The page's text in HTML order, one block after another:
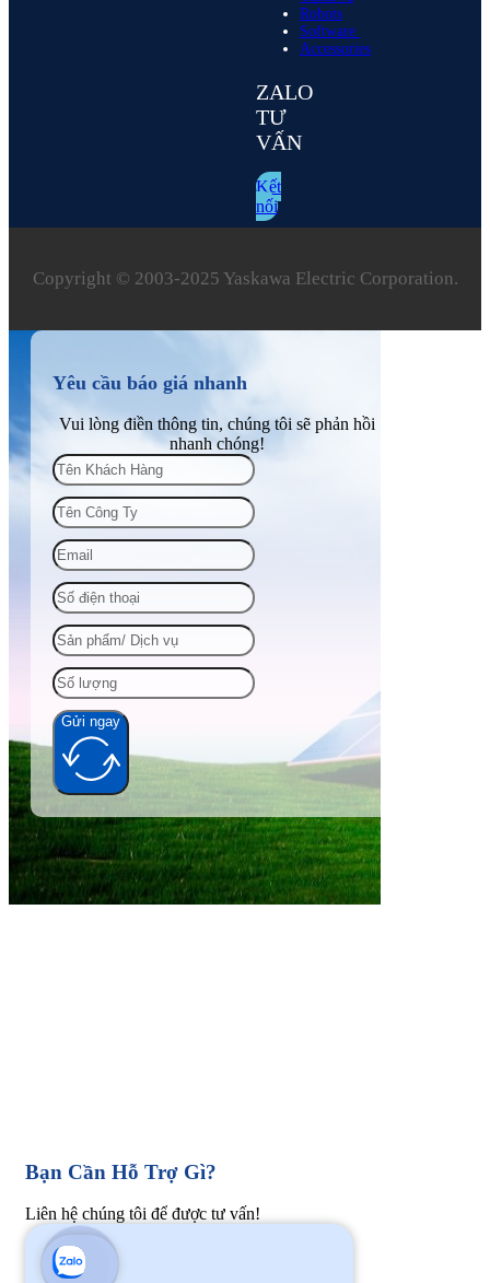
Robots
Software
Accessories
ZALO
TƯ
VẤN
Kết
nối
Copyright © 2003‑2025 Yaskawa Electric Corporation.
Yêu cầu báo giá nhanh
Vui lòng điền thông tin, chúng tôi sẽ phản hồi
nhanh chóng!
Gửi ngay
Bạn Cần Hỗ Trợ Gì?
Liên hệ chúng tôi để được tư vấn!